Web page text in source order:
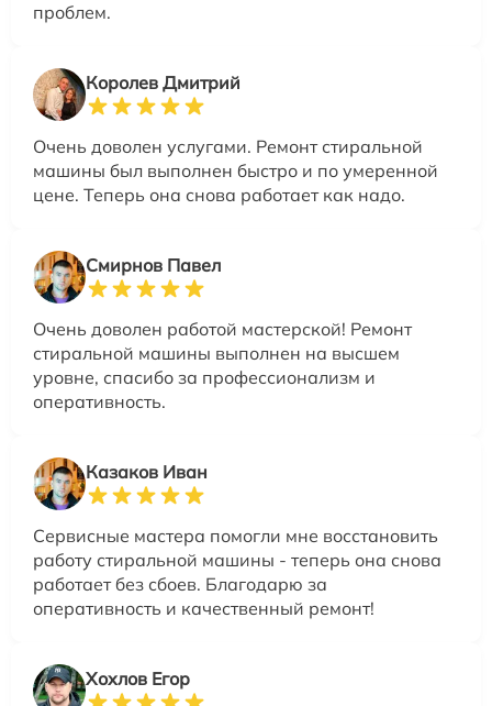
проблем.
Королев Дмитрий
Очень доволен услугами. Ремонт стиральной
машины был выполнен быстро и по умеренной
цене. Теперь она снова работает как надо.
Смирнов Павел
Очень доволен работой мастерской! Ремонт
стиральной машины выполнен на высшем
уровне, спасибо за профессионализм и
оперативность.
Казаков Иван
Сервисные мастера помогли мне восстановить
работу стиральной машины - теперь она снова
работает без сбоев. Благодарю за
оперативность и качественный ремонт!
Хохлов Егор